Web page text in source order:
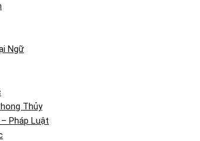
Ngữ
Thủy
Pháp Luật